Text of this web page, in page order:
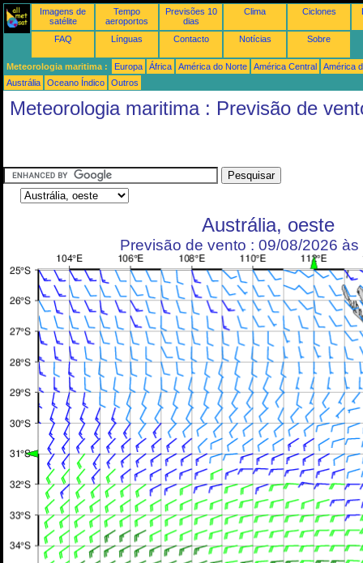
Imagens de
satélite
Tempo
aeroportos
Previsões 10
dias
Clima Ciclones
FAQ Línguas Contacto Notícias Sobre
Meteorologia maritima : Europa África América do Norte América Central
América
Austrália
Oceano Índico Outros
Meteorologia maritima : Previsão de
Austrália, oeste
Previsão de vento : 09/08/2026 às